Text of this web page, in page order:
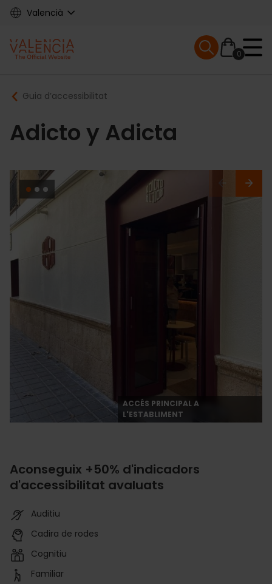
Skip
content
Valencià
Main
navigation
0
Mobile menu
Breadcrumb
Guia d’accessibilitat
Adicto y Adicta
ACCÉS PRINCIPAL A
L'ESTABLIMENT
Aconseguix +50% d'indicadors
d'accessibilitat avaluats
Auditiu
Cadira de rodes
Cognitiu
Familiar